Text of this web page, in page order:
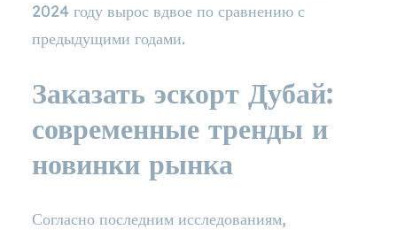
2024 году вырос вдвое по сравнению с
предыдущими годами.
Заказать эскорт Дубай:
современные тренды и
новинки рынка
Согласно последним исследованиям,